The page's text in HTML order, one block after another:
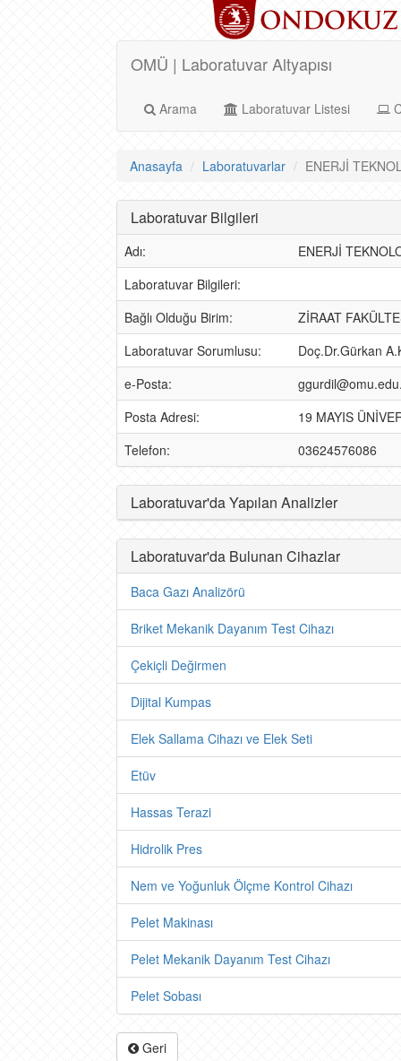
OMÜ | Laboratuvar Altyapısı
Arama Laboratuvar Listesi
Anasayfa Laboratuvarlar ENERJİ
Laboratuvar Bilgileri
Adı:
ENERJİ
Laboratuvar Bilgileri:
Bağlı Olduğu Birim:
ZİRAAT
Laboratuvar Sorumlusu:
Doç.Dr.Gürkan
e-Posta:
Posta Adresi:
19 MAYIS
Telefon:
03624576086
Laboratuvar'da Yapılan Analizler
Laboratuvar'da Bulunan Cihazlar
Baca Gazı Analizörü
Briket Mekanik Dayanım Test Cihazı
Çekiçli Değirmen
Dijital Kumpas
Elek Sallama Cihazı ve Elek Seti
Etüv
Hassas Terazi
Hidrolik Pres
Nem ve Yoğunluk Ölçme Kontrol Cihazı
Pelet Makinası
Pelet Mekanik Dayanım Test Cihazı
Pelet Sobası
Geri